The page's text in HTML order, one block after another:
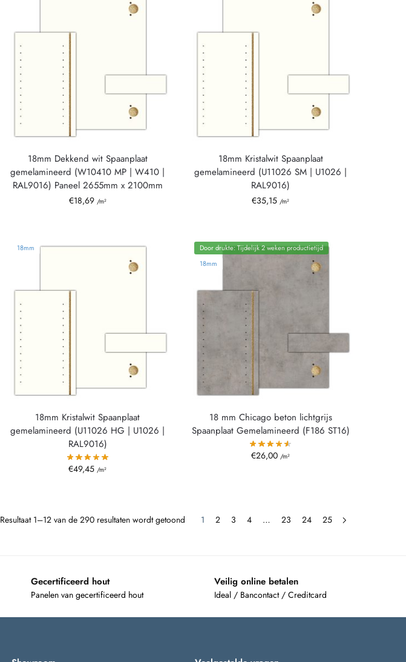
18mm Dekkend wit Spaanplaat
gemelamineerd (W10410 MP | W410 |
RAL9016) Paneel 2655mm x 2100mm
€18,69 /m²
18mm Kristalwit Spaanplaat
gemelamineerd (U11026 SM | U1026 |
RAL9016)
€35,15 /m²
18mm
18mm Kristalwit Spaanplaat
gemelamineerd (U11026 HG | U1026 |
RAL9016)
€49,45 /m²
Door drukte: Tijdelijk 2 weken productietijd
18mm
18 mm Chicago beton lichtgrijs
Spaanplaat Gemelamineerd (F186 ST16)
€26,00 /m²
Resultaat 1–12 van de 290 resultaten wordt getoond 1 2 3 4 … 23 24 25
Gecertificeerd hout
Panelen van gecertificeerd hout
Veilig online betalen
Ideal / Bancontact / Creditcard